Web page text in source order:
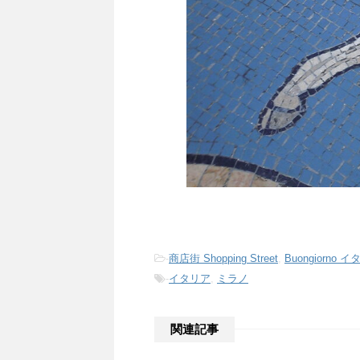
-商店街 Shopping Street Buongiorno イ
-イタリア ミラノ
関連記事